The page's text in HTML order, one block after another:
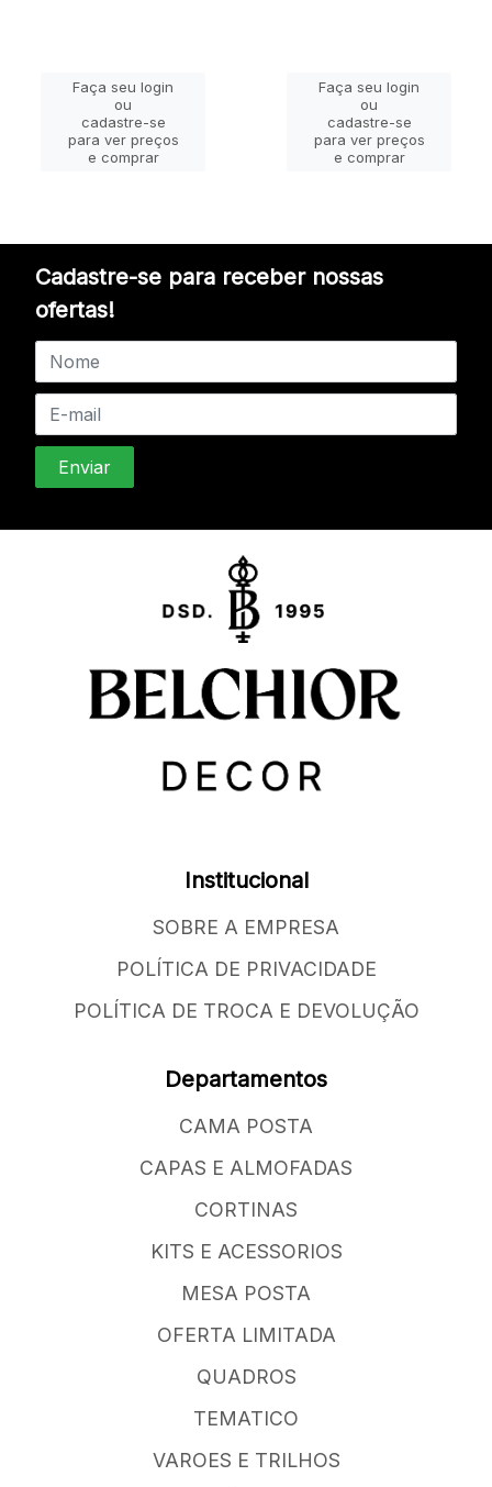
Faça seu login
ou
cadastre-se
para ver preços
e comprar
Faça seu login
ou
cadastre-se
para ver preços
e comprar
Cadastre-se para receber nossas
ofertas!
Institucional
SOBRE A EMPRESA
POLÍTICA DE PRIVACIDADE
POLÍTICA DE TROCA E DEVOLUÇÃO
Departamentos
CAMA POSTA
CAPAS E ALMOFADAS
CORTINAS
KITS E ACESSORIOS
MESA POSTA
OFERTA LIMITADA
QUADROS
TEMATICO
VAROES E TRILHOS